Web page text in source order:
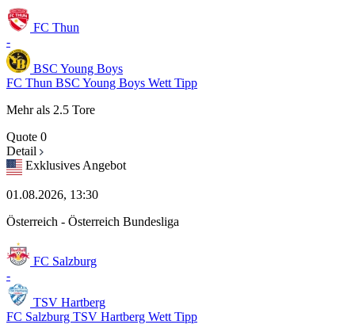
FC Thun
-
BSC Young Boys
FC Thun BSC Young Boys Wett Tipp
Mehr als 2.5 Tore
Quote 0
Detail
Exklusives Angebot
01.08.2026, 13:30
Österreich - Österreich Bundesliga
FC Salzburg
-
TSV Hartberg
FC Salzburg TSV Hartberg Wett Tipp